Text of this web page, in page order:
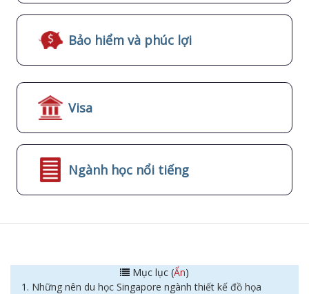
Bảo hiểm và phúc lợi
Visa
Ngành học nổi tiếng
Mục lục (Ẩn)
1. Những nên du học Singapore ngành thiết kế đồ họa